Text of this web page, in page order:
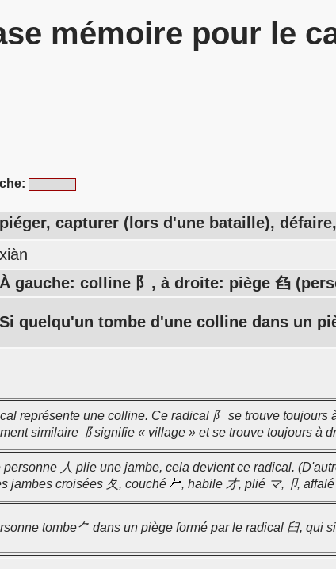
mémoire pour le
piéger, capturer (lors d'une bataille),
xiàn
À gauche: colline 阝, à droite: piège 臽
Si quelqu'un tombe d'une colline dans un
représente une colline. Ce radical 阝 se trouve
similaire⻏ signifie « village » et se trouve toujours à
personne 人 plie une jambe, cela devient ce radical.
jambes croisées 夂, couché
, habile 才, plié マ,卩,
tombe⺈ dans un piège formé par le radical 臼, qui